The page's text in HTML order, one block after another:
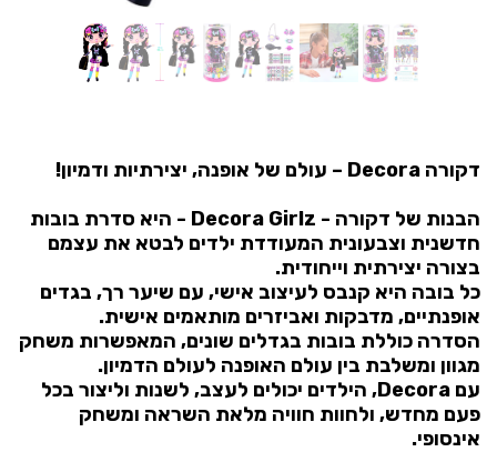
דקורה Decora – עולם של אופנה, יצירתיות ודמיון!
הבנות של דקורה - Decora Girlz - היא סדרת בובות
חדשנית וצבעונית המעודדת ילדים לבטא את עצמם
בצורה יצירתית וייחודית.
כל בובה היא קנבס לעיצוב אישי, עם שיער רך, בגדים
אופנתיים, מדבקות ואביזרים מותאמים אישית.
הסדרה כוללת בובות בגדלים שונים, המאפשרות משחק
מגוון ומשלבת בין עולם האופנה לעולם הדמיון.
עם Decora, הילדים יכולים לעצב, לשנות וליצור בכל
פעם מחדש, ולחוות חוויה מלאת השראה ומשחק
אינסופי.